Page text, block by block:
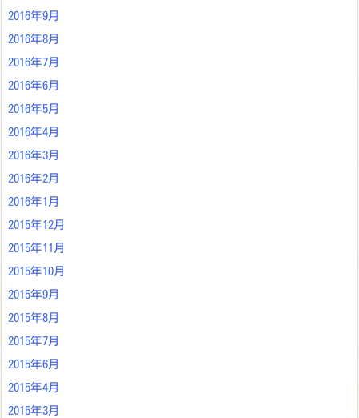
2016年9月
2016年8月
2016年7月
2016年6月
2016年5月
2016年4月
2016年3月
2016年2月
2016年1月
2015年12月
2015年11月
2015年10月
2015年9月
2015年8月
2015年7月
2015年6月
2015年4月
2015年3月